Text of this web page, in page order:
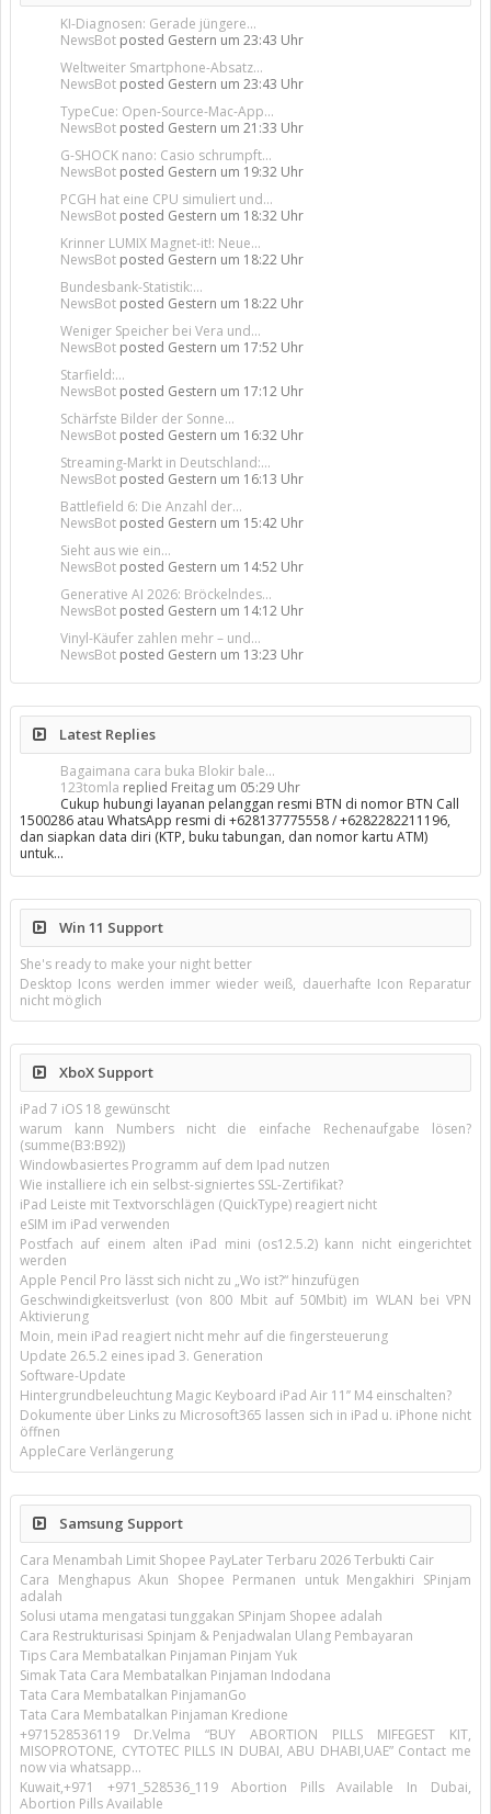
KI-Diagnosen: Gerade jüngere...
NewsBot posted Gestern um 23:43 Uhr
Weltweiter Smartphone-Absatz...
NewsBot posted Gestern um 23:43 Uhr
TypeCue: Open-Source-Mac-App...
NewsBot posted Gestern um 21:33 Uhr
G-SHOCK nano: Casio schrumpft...
NewsBot posted Gestern um 19:32 Uhr
PCGH hat eine CPU simuliert und...
NewsBot posted Gestern um 18:32 Uhr
Krinner LUMIX Magnet-it!: Neue...
NewsBot posted Gestern um 18:22 Uhr
Bundesbank-Statistik:...
NewsBot posted Gestern um 18:22 Uhr
Weniger Speicher bei Vera und...
NewsBot posted Gestern um 17:52 Uhr
Starfield:...
NewsBot posted Gestern um 17:12 Uhr
Schärfste Bilder der Sonne...
NewsBot posted Gestern um 16:32 Uhr
Streaming-Markt in Deutschland:...
NewsBot posted Gestern um 16:13 Uhr
Battlefield 6: Die Anzahl der...
NewsBot posted Gestern um 15:42 Uhr
Sieht aus wie ein...
NewsBot posted Gestern um 14:52 Uhr
Generative AI 2026: Bröckelndes...
NewsBot posted Gestern um 14:12 Uhr
Vinyl-Käufer zahlen mehr – und...
NewsBot posted Gestern um 13:23 Uhr
Latest Replies
Bagaimana cara buka Blokir bale...
123tomla replied Freitag um 05:29 Uhr
Cukup hubungi layanan pelanggan resmi BTN di nomor BTN Call
1500286 atau WhatsApp resmi di +628137775558 / +6282282211196,
dan siapkan data diri (KTP, buku tabungan, dan nomor kartu ATM)
untuk…
Win 11 Support
She's ready to make your night better
Desktop Icons werden immer wieder weiß, dauerhafte Icon Reparatur
nicht möglich
XboX Support
iPad 7 iOS 18 gewünscht
warum kann Numbers nicht die einfache Rechenaufgabe lösen?
(summe(B3:B92))
Windowbasiertes Programm auf dem Ipad nutzen
Wie installiere ich ein selbst-signiertes SSL-Zertifikat?
iPad Leiste mit Textvorschlägen (QuickType) reagiert nicht
eSIM im iPad verwenden
Postfach auf einem alten iPad mini (os12.5.2) kann nicht eingerichtet
werden
Apple Pencil Pro lässt sich nicht zu „Wo ist?“ hinzufügen
Geschwindigkeitsverlust (von 800 Mbit auf 50Mbit) im WLAN bei VPN
Aktivierung
Moin, mein iPad reagiert nicht mehr auf die fingersteuerung
Update 26.5.2 eines ipad 3. Generation
Software-Update
Hintergrundbeleuchtung Magic Keyboard iPad Air 11’’ M4 einschalten?
Dokumente über Links zu Microsoft365 lassen sich in iPad u. iPhone nicht
öffnen
AppleCare Verlängerung
Samsung Support
Cara Menambah Limit Shopee PayLater Terbaru 2026 Terbukti Cair
Cara Menghapus Akun Shopee Permanen untuk Mengakhiri SPinjam
adalah
Solusi utama mengatasi tunggakan SPinjam Shopee adalah
Cara Restrukturisasi Spinjam & Penjadwalan Ulang Pembayaran
Tips Cara Membatalkan Pinjaman Pinjam Yuk
Simak Tata Cara Membatalkan Pinjaman Indodana
Tata Cara Membatalkan PinjamanGo
Tata Cara Membatalkan Pinjaman Kredione
+971528536119 Dr.Velma “BUY ABORTION PILLS MIFEGEST KIT,
MISOPROTONE, CYTOTEC PILLS IN DUBAI, ABU DHABI,UAE” Contact me
now via whatsapp…
Kuwait,+971 +971_528536_119 Abortion Pills Available In Dubai,
Abortion Pills Available